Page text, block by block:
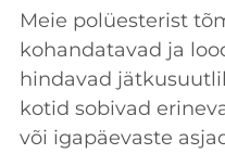
Meie polüesterist
kohandatavad ja
hindavad
kotid sobivad
või igapäevaste